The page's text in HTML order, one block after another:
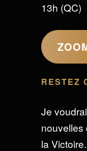
13h (QC)
RESTEZ
Je
nouvelles
la Victoire.